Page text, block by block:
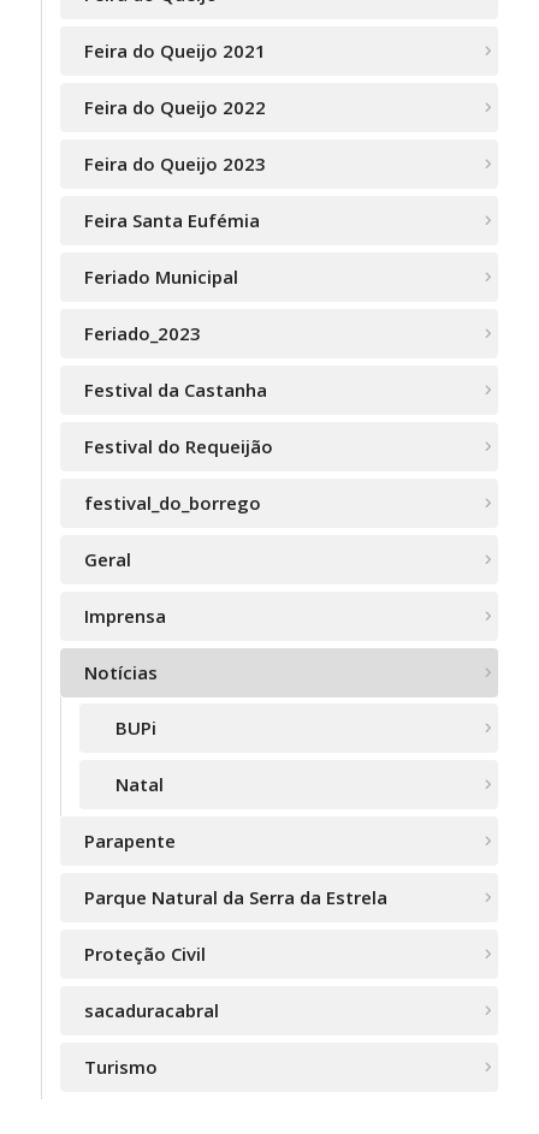
Feira do Queijo 2021
Feira do Queijo 2022
Feira do Queijo 2023
Feira Santa Eufémia
Feriado Municipal
Feriado_2023
Festival da Castanha
Festival do Requeijão
festival_do_borrego
Geral
Imprensa
Notícias
BUPi
Natal
Parapente
Parque Natural da Serra da Estrela
Proteção Civil
sacaduracabral
Turismo